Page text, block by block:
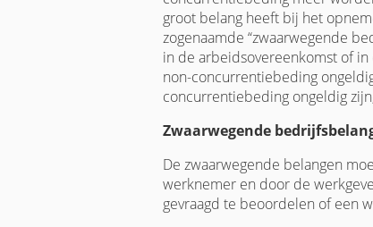
groot belang heeft bij het
zogenaamde “zwaarwegende
in de arbeidsovereenkomst of
non-concurrentiebeding
concurrentiebeding ongeldig
Zwaarwegende
De zwaarwegende belangen
werknemer en door de
gevraagd te beoordelen of een